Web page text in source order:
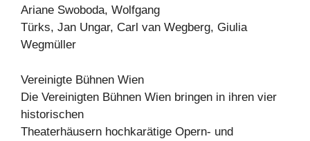
Ariane Swoboda, Wolfgang
Türks, Jan Ungar, Carl van Wegberg, Giulia
Wegmüller
Vereinigte Bühnen Wien
Die Vereinigten Bühnen Wien bringen in ihren vier
historischen
Theaterhäusern hochkarätige Opern- und